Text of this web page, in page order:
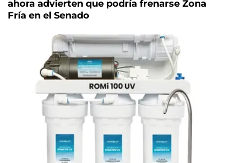
ahora advierten que podría frenarse Zona
Fría en el Senado